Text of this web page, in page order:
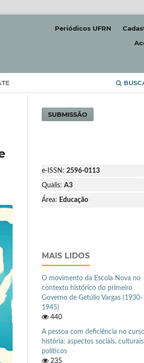
Periódicos UFRN
SUBMISSÃO
e-ISSN: 2596-0113
Qualis: A3
Área: Educação
MAIS LIDOS
O movimento da Escola Nova no
contexto histórico do primeiro
Governo de Getúlio Vargas (1930-
1945)
440
A pessoa com deficiência no
história: aspectos sociais,
políticos
235